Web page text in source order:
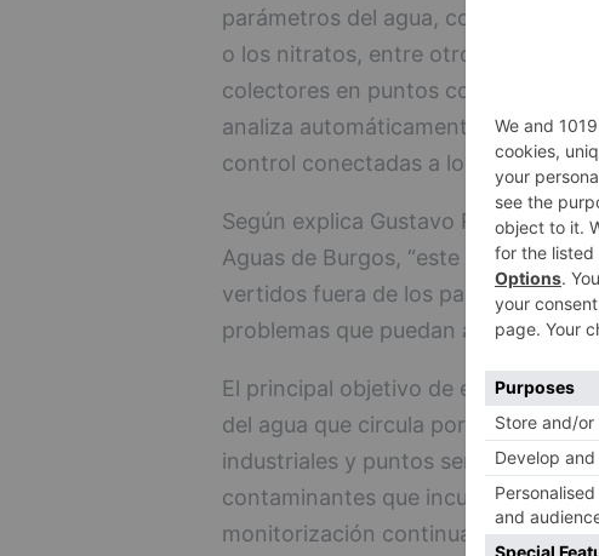
parámetros del agua, como el pH,
o los nitratos, entre otros. Para ello,
colectores en puntos considerados
analiza automáticamente mediante
control conectadas a los sistemas
Según explica Gustavo Rodríguez,
Aguas de Burgos, “este sistema
vertidos fuera de los parámetros
problemas que puedan afectar al
El principal objetivo de esta
del agua que circula por la red de
industriales y puntos sensibles
contaminantes que incumplan la
monitorización continua, Aguas de